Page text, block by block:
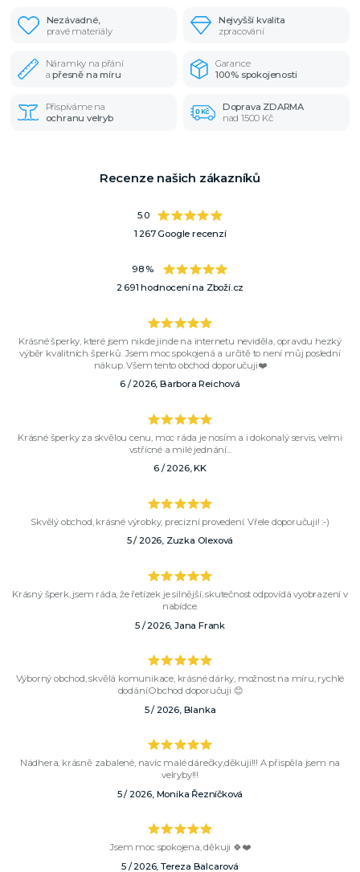
Nezávadné,
pravé materiály
Nejvyšší kvalita
zpracování
Náramky na přání
apřesně na míru
Garance
100% spokojenosti
Přispíváme na
ochranu velryb
Doprava ZDARMA
nad 1500 Kč
Recenze našich zákazníků
5.0
1 267 Google recenzí
98 %
2 691 hodnocení na Zboží.cz
Krásné šperky, které jsem nikde jinde na internetu neviděla, opravdu hezký
výběr kvalitních šperků. Jsem moc spokojená a určitě to není můj poslední
nákup. Všem tento obchod doporučuji❤️
6 / 2026, Barbora Reichová
Krásné šperky za skvělou cenu, moc ráda je nosím a i dokonalý servis, velmi
vstřícné a milé jednání...
6 / 2026, KK
Skvělý obchod, krásné výrobky, precizní provedení. Vřele doporučuji! :-)
5 / 2026, Zuzka Olexová
Krásný šperk, jsem ráda, že řetízek je silnější, skutečnost odpovídá vyobrazení v
nabídce.
5 / 2026, Jana Frank
Výborný obchod, skvělá komunikace, krásné dárky, možnost na míru, rychlé
dodání.Obchod doporučuji 😊
5 / 2026, Blanka
Nádhera, krásně zabalené, navíc malé dárečky,děkuji!!! A přispěla jsem na
velryby!!!
5 / 2026, Monika Řezníčková
Jsem moc spokojena, děkuji 🍀❤️
5 / 2026, Tereza Balcarová